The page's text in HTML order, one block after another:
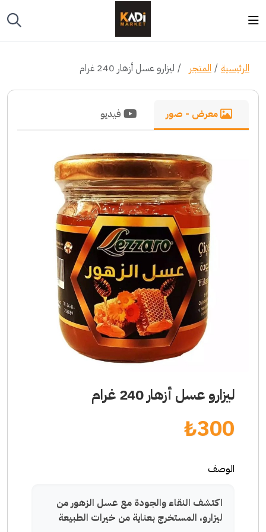
الرئيسية المتجر ليزارو عسل أزهار 240 غرام
معرض - صور فيديو
ليزارو عسل أزهار 240 غرام
300
₺
الوصف
اكتشف النقاء والجودة مع عسل الزهور من
ليزارو، المستخرج بعناية من خيرات الطبيعة